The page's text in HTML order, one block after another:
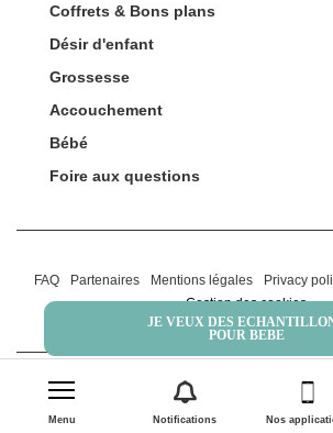
Nos
Notifications
Menu
JE VEUX DES
POUR BEBE
Coffrets & Bons plans
Désir d'enfant
Grossesse
Accouchement
Bébé
Foire aux questions
FAQ Partenaires Mentions légales Privacy
Gestion des cookies
2022 Family Service - la Boîte